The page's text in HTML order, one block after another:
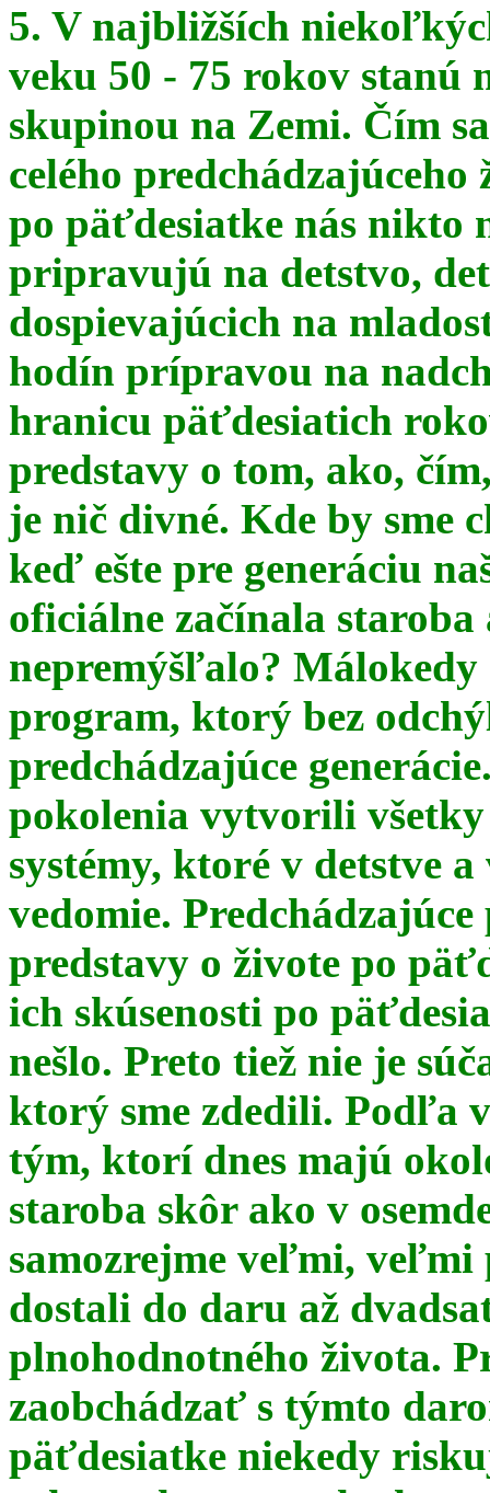
5. V najbližších
veku 50 - 75 rokov stanú
skupinou na Zemi. Čím
celého
po päťdesiatke nás nikto
pripravujú na detstvo,
dospievajúcich na
hodín prípravou na
hranicu päťdesiatich
predstavy o tom, ako,
je nič divné. Kde by sme
keď ešte pre generáciu
oficiálne začínala
nepremýšľalo? Málokedy
program, ktorý bez
predchádzajúce
pokolenia vytvorili
systémy, ktoré v detstve
vedomie.
predstavy o živote po
ich skúsenosti po
nešlo. Preto tiež nie je
ktorý sme zdedili. Podľa
tým, ktorí dnes majú
staroba skôr ako v
samozrejme veľmi, veľmi
dostali do daru až
plnohodnotného života.
zaobchádzať s týmto
päťdesiatke niekedy